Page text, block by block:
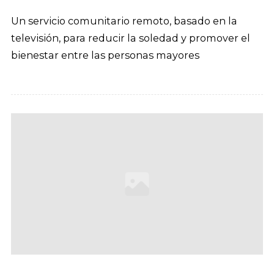
Un servicio comunitario remoto, basado en la
televisión, para reducir la soledad y promover el
bienestar entre las personas mayores